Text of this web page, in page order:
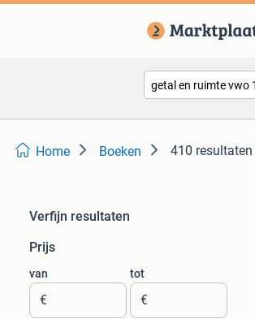
Home Boeken 410 resultaten
Verfijn resultaten
Prijs
van
€
tot
€